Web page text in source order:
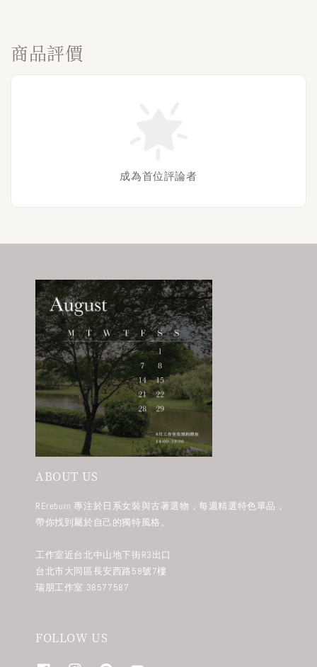
商品評價
成為首位評論者
ABOUT US
REreburn 專注於日系女裝與古著選物，每週精選特色單品，
帶你找到屬於自己的獨特風格。
工作室近台北中山地下街R3出口
台北市大同區長安西路58號7樓
瑞朋工作室 38577587
FOLLOW US